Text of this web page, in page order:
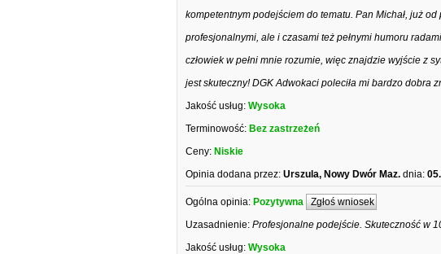
kompetentnym podejściem do tematu. Pan Michał, już
profesjonalnymi, ale i czasami też pełnymi humoru
człowiek w pełni mnie rozumie, więc znajdzie wyjście z
jest skuteczny! DGK Adwokaci poleciła mi bardzo dobra
Jakość usług: Wysoka
Terminowość: Bez zastrzeżeń
Ceny: Niskie
Opinia dodana przez: Urszula, Nowy Dwór Maz. dnia:
Ogólna opinia: Pozytywna Zgłoś wniosek
Uzasadnienie: Profesjonalne podejście. Skuteczność w
Jakość usług: Wysoka